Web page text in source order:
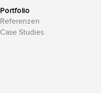
Portfolio
Referenzen
Case Studies